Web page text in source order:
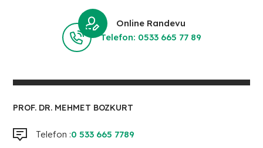
Online Randevu
Telefon: 0533 665 77 89
PROF. DR. MEHMET BOZKURT
Telefon :0 533 665 7789